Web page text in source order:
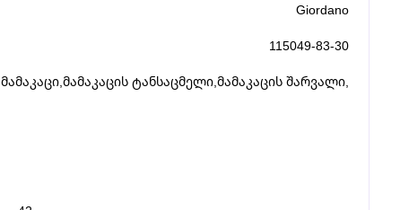
Giordano
115049-83-30
მამაკაცი,მამაკაცის ტანსაცმელი,მამაკაცის შარვალი,